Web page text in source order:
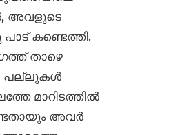
അവളുടെ
കണ്ടെത്തി.
താഴെ
പല്ലുകൾ
മാറിടത്തിൽ
അവർ